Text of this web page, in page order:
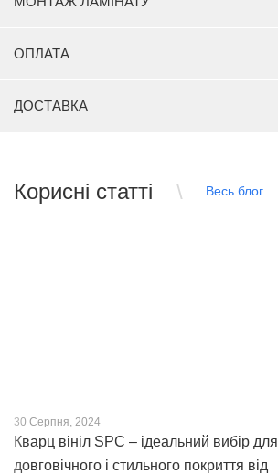
ОПЛАТА
ДОСТАВКА
Корисні статті Весь блог
30 Серпня, 2024
Кварц вініл SPC – ідеальний вибір для
довговічного і стильного покриття від